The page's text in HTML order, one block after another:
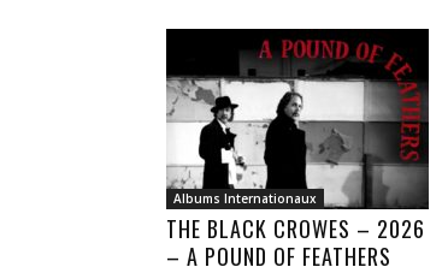
Albums Internationaux
THE BLACK CROWES – 2026
– A POUND OF FEATHERS